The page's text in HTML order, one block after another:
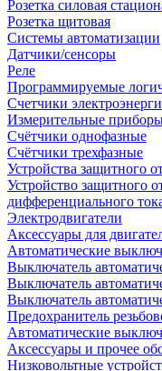
Розетка силовая
Розетка щитовая
Системы автоматизации
Датчики/сенсоры
Реле
Программируемые
Счетчики
Измерительные
Счётчики однофазные
Счётчики трехфазные
Устройства защитного
Устройство защитного
дифференциального
Электродвигатели
Аксессуары для
Автоматические
Выключатель
Выключатель
Выключатель
Предохранитель
Автоматические
Аксессуары и прочее
Низковольтные